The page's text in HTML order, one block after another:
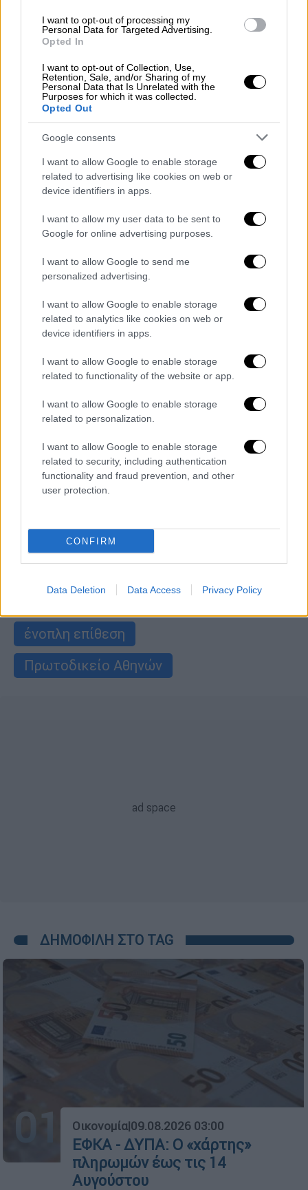
I want to opt-out of processing my
Personal Data for Targeted Advertising.
Opted In
I want to opt-out of Collection, Use,
Retention, Sale, and/or Sharing of my
Personal Data that Is Unrelated with the
Purposes for which it was collected.
Opted Out
Google consents
I want to allow Google to enable storage
related to advertising like cookies on web or
device identifiers in apps.
I want to allow my user data to be sent to
Google for online advertising purposes.
I want to allow Google to send me
personalized advertising.
I want to allow Google to enable storage
related to analytics like cookies on web or
device identifiers in apps.
I want to allow Google to enable storage
related to functionality of the website or app.
I want to allow Google to enable storage
related to personalization.
I want to allow Google to enable storage
related to security, including authentication
functionality and fraud prevention, and other
user protection.
CONFIRM
Data Deletion Data Access Privacy Policy
Οικονομία|11.06.2026 04:00
ΕΦΚΑ - ΔΥΠΑ: Σήμερα οι τελευταίες
πληρωμές
Συνολικά 69.437.917,18 ευρώ θα
καταβληθούν σε 84.334 δικαιούχους
Οικονομία|04.06.2026 02:00
ΕΦΚΑ - ΔΥΠΑ: Οι πληρωμές έως τις 5
Οι ημερομηνίες
ΑΛΛΑ #TAGS
ένοπλη επίθεση
Πρωτοδικείο Αθηνών
ΔΗΜΟΦΙΛΗ ΣΤΟ TAG
01 Οικονομία|09.08.2026 03:00
ΕΦΚΑ - ΔΥΠΑ: Ο «χάρτης»
πληρωμών έως τις 14
Αυγούστου